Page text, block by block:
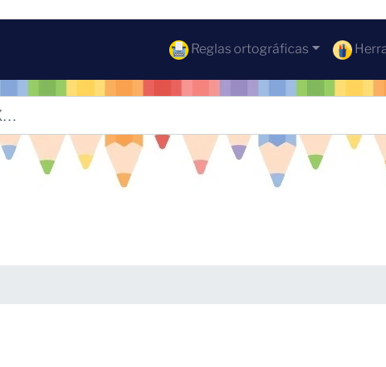
Reglas ortográficas